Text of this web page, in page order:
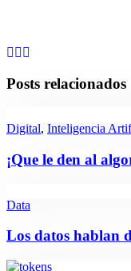
Posts relacionados
Digital, Inteligencia
¡Que le den al
Data
Los datos hablan